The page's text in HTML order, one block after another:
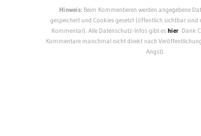
Hinweis:Beim Kommentieren werden angegebene
gespeichert und Cookies gesetzt (öffentlich sichtbar sind
Kommentar). Alle Datenschutz-Infos gibt eshier. Dank
Kommentare manchmal nicht direkt nach
Angst).